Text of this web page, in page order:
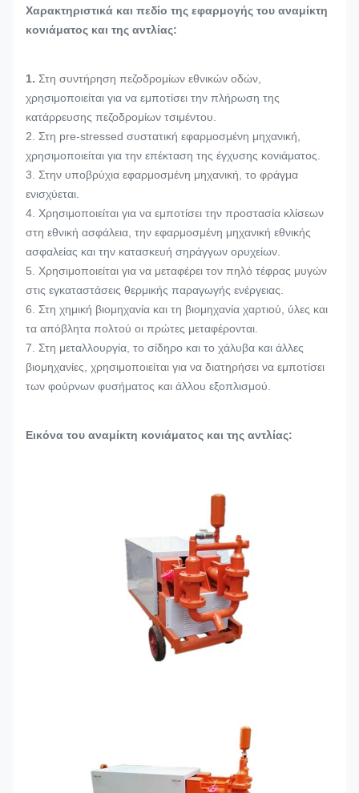
Χαρακτηριστικά και πεδίο της εφαρμογής του αναμίκτη
κονιάματος και της αντλίας:
1. Στη συντήρηση πεζοδρομίων εθνικών οδών,
χρησιμοποιείται για να εμποτίσει την πλήρωση της
κατάρρευσης πεζοδρομίων τσιμέντου.
2. Στη pre-stressed συστατική εφαρμοσμένη μηχανική,
χρησιμοποιείται για την επέκταση της έγχυσης κονιάματος.
3. Στην υποβρύχια εφαρμοσμένη μηχανική, το φράγμα
ενισχύεται.
4. Χρησιμοποιείται για να εμποτίσει την προστασία κλίσεων
στη εθνική ασφάλεια, την εφαρμοσμένη μηχανική εθνικής
ασφαλείας και την κατασκευή σηράγγων ορυχείων.
5. Χρησιμοποιείται για να μεταφέρει τον πηλό τέφρας μυγών
στις εγκαταστάσεις θερμικής παραγωγής ενέργειας.
6. Στη χημική βιομηχανία και τη βιομηχανία χαρτιού, ύλες και
τα απόβλητα πολτού οι πρώτες μεταφέρονται.
7. Στη μεταλλουργία, το σίδηρο και το χάλυβα και άλλες
βιομηχανίες, χρησιμοποιείται για να διατηρήσει να εμποτίσει
των φούρνων φυσήματος και άλλου εξοπλισμού.
Εικόνα του αναμίκτη κονιάματος και της αντλίας: